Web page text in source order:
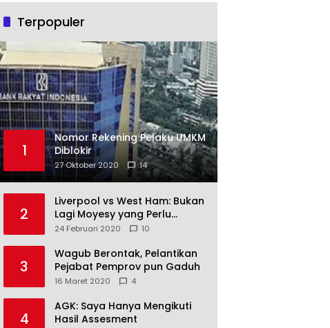
Terpopuler
1
Nomor Rekening Pelaku UMKM
Diblokir
27 Oktober 2020 14
2
Liverpool vs West Ham: Bukan
Lagi Moyesy yang Perlu
Ditakuti
24 Februari 2020 10
3
Wagub Berontak, Pelantikan
Pejabat Pemprov pun Gaduh
16 Maret 2020 4
4
AGK: Saya Hanya Mengikuti
Hasil Assesment